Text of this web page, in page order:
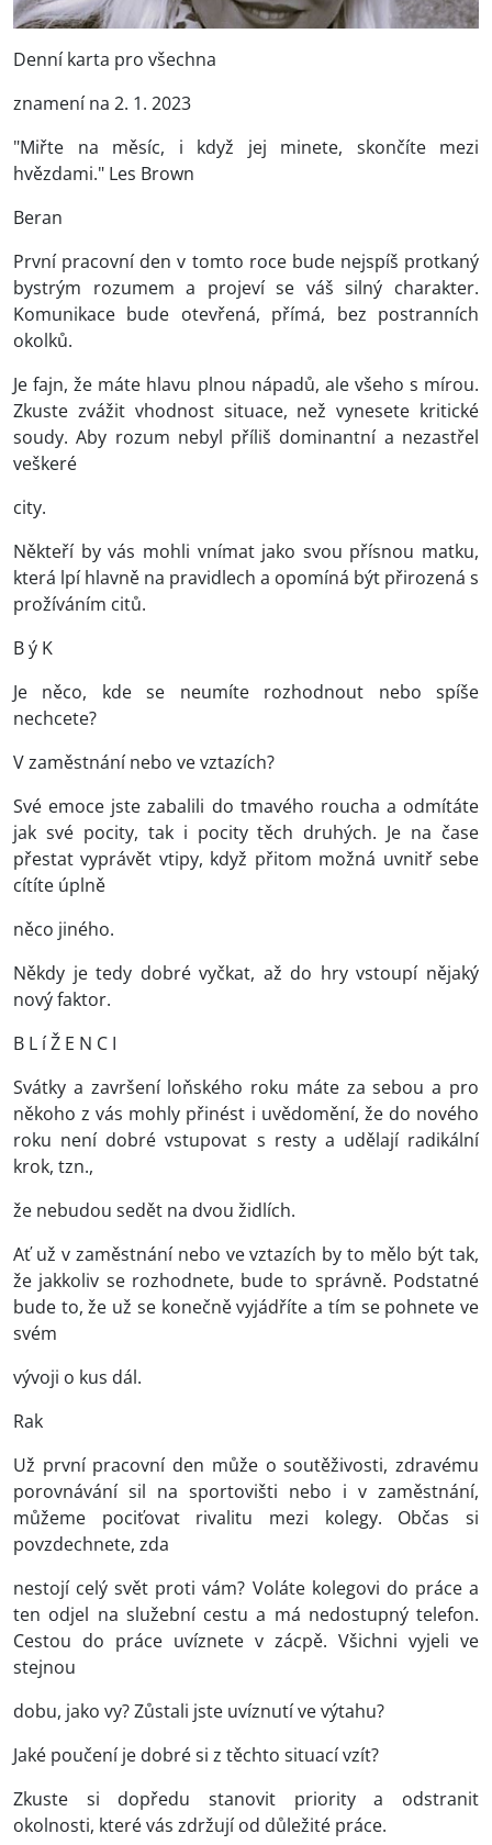
Denní karta pro všechna
znamení na 2. 1. 2023
"Miřte na měsíc, i když jej minete, skončíte mezi
hvězdami." Les Brown
Beran
První pracovní den v tomto roce bude nejspíš protkaný
bystrým rozumem a projeví se váš silný charakter.
Komunikace bude otevřená, přímá, bez postranních
okolků.
Je fajn, že máte hlavu plnou nápadů, ale všeho s mírou.
Zkuste zvážit vhodnost situace, než vynesete kritické
soudy. Aby rozum nebyl příliš dominantní a nezastřel
veškeré
city.
Někteří by vás mohli vnímat jako svou přísnou matku,
která lpí hlavně na pravidlech a opomíná být přirozená s
prožíváním citů.
B ý K
Je něco, kde se neumíte rozhodnout nebo spíše
nechcete?
V zaměstnání nebo ve vztazích?
Své emoce jste zabalili do tmavého roucha a odmítáte
jak své pocity, tak i pocity těch druhých. Je na čase
přestat vyprávět vtipy, když přitom možná uvnitř sebe
cítíte úplně
něco jiného.
Někdy je tedy dobré vyčkat, až do hry vstoupí nějaký
nový faktor.
B L í Ž E N C I
Svátky a završení loňského roku máte za sebou a pro
někoho z vás mohly přinést i uvědomění, že do nového
roku není dobré vstupovat s resty a udělají radikální
krok, tzn.,
že nebudou sedět na dvou židlích.
Ať už v zaměstnání nebo ve vztazích by to mělo být tak,
že jakkoliv se rozhodnete, bude to správně. Podstatné
bude to, že už se konečně vyjádříte a tím se pohnete ve
svém
vývoji o kus dál.
Rak
Už první pracovní den může o soutěživosti, zdravému
porovnávání sil na sportovišti nebo i v zaměstnání,
můžeme pociťovat rivalitu mezi kolegy. Občas si
povzdechnete, zda
nestojí celý svět proti vám? Voláte kolegovi do práce a
ten odjel na služební cestu a má nedostupný telefon.
Cestou do práce uvíznete v zácpě. Všichni vyjeli ve
stejnou
dobu, jako vy? Zůstali jste uvíznutí ve výtahu?
Jaké poučení je dobré si z těchto situací vzít?
Zkuste si dopředu stanovit priority a odstranit
okolnosti, které vás zdržují od důležité práce.